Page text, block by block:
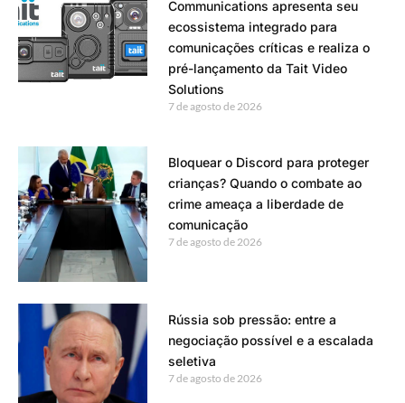
Communications apresenta seu
ecossistema integrado para
comunicações críticas e realiza o
pré-lançamento da Tait Video
Solutions
7 de agosto de 2026
Bloquear o Discord para proteger
crianças? Quando o combate ao
crime ameaça a liberdade de
comunicação
7 de agosto de 2026
Rússia sob pressão: entre a
negociação possível e a escalada
seletiva
7 de agosto de 2026